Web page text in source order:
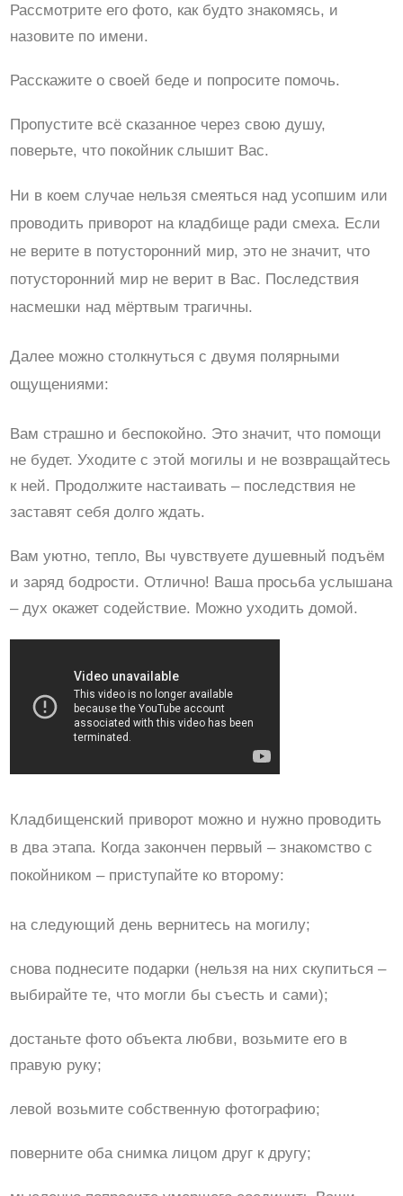
Рассмотрите его фото, как будто знакомясь, и
назовите по имени.
Расскажите о своей беде и попросите помочь.
Пропустите всё сказанное через свою душу,
поверьте, что покойник слышит Вас.
Ни в коем случае нельзя смеяться над усопшим или
проводить приворот на кладбище ради смеха. Если
не верите в потусторонний мир, это не значит, что
потусторонний мир не верит в Вас. Последствия
насмешки над мёртвым трагичны.
Далее можно столкнуться с двумя полярными
ощущениями:
Вам страшно и беспокойно. Это значит, что помощи
не будет. Уходите с этой могилы и не возвращайтесь
к ней. Продолжите настаивать – последствия не
заставят себя долго ждать.
Вам уютно, тепло, Вы чувствуете душевный подъём
и заряд бодрости. Отлично! Ваша просьба услышана
– дух окажет содействие. Можно уходить домой.
Кладбищенский приворот можно и нужно проводить
в два этапа. Когда закончен первый – знакомство с
покойником – приступайте ко второму:
на следующий день вернитесь на могилу;
снова поднесите подарки (нельзя на них скупиться –
выбирайте те, что могли бы съесть и сами);
достаньте фото объекта любви, возьмите его в
правую руку;
левой возьмите собственную фотографию;
поверните оба снимка лицом друг к другу;